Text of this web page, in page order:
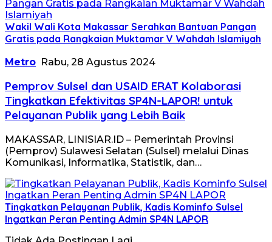
Wakil Wali Kota Makassar Serahkan Bantuan Pangan
Gratis pada Rangkaian Muktamar V Wahdah Islamiyah
Metro Rabu, 28 Agustus 2024
Pemprov Sulsel dan USAID ERAT Kolaborasi
Tingkatkan Efektivitas SP4N-LAPOR! untuk
Pelayanan Publik yang Lebih Baik
MAKASSAR, LINISIAR.ID – Pemerintah Provinsi
(Pemprov) Sulawesi Selatan (Sulsel) melalui Dinas
Komunikasi, Informatika, Statistik, dan…
Tingkatkan Pelayanan Publik, Kadis Kominfo Sulsel
Ingatkan Peran Penting Admin SP4N LAPOR